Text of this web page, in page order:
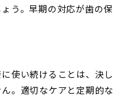
う。早期の対応が歯の保
使い続けることは、決し
。適切なケアと定期的な